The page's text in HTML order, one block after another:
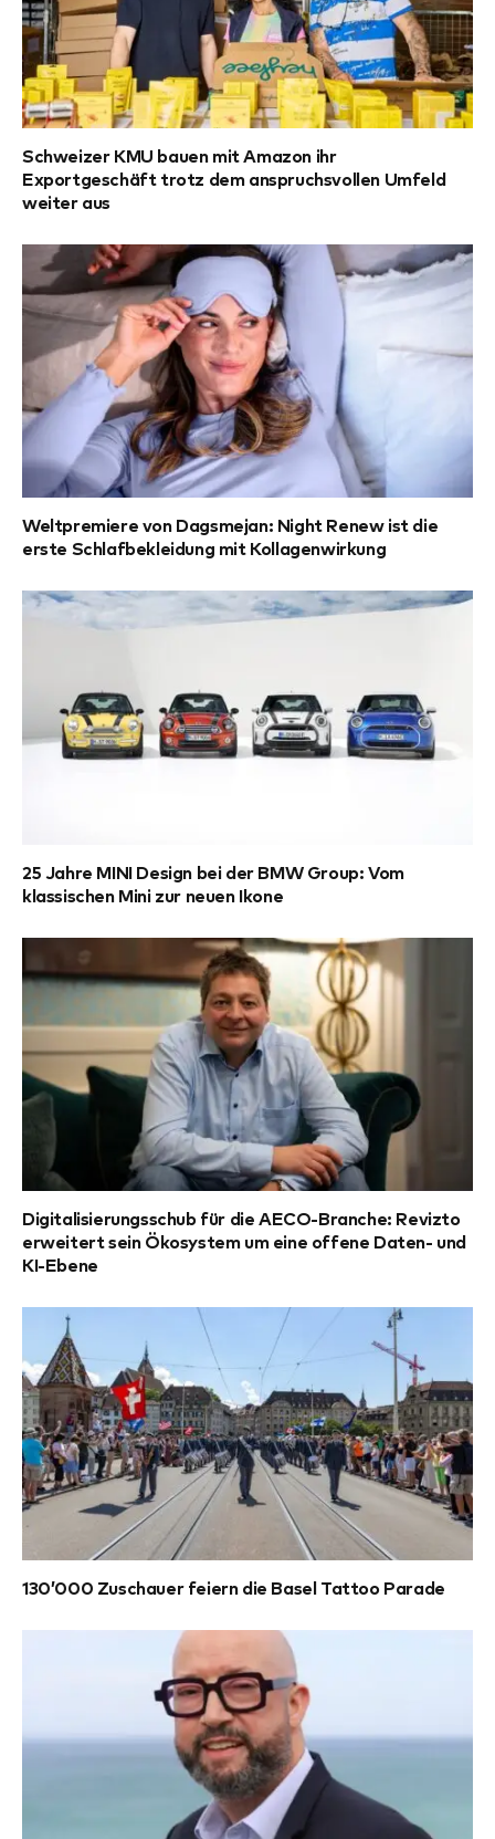
Schweizer KMU bauen mit Amazon ihr
Exportgeschäft trotz dem anspruchsvollen Umfeld
weiter aus
Weltpremiere von Dagsmejan: Night Renew ist die
erste Schlafbekleidung mit Kollagenwirkung
25 Jahre MINI Design bei der BMW Group: Vom
klassischen Mini zur neuen Ikone
Digitalisierungsschub für die AECO-Branche: Revizto
erweitert sein Ökosystem um eine offene Daten- und
KI-Ebene
130’000 Zuschauer feiern die Basel Tattoo Parade